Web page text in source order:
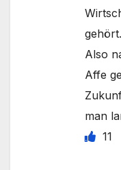
gehört.
Also
Affe
man
11